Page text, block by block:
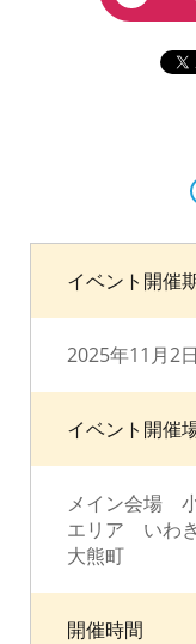
イベント開催
2025年11月2
イベント開催
メイン会場
エリア いわ
大熊町
開催時間